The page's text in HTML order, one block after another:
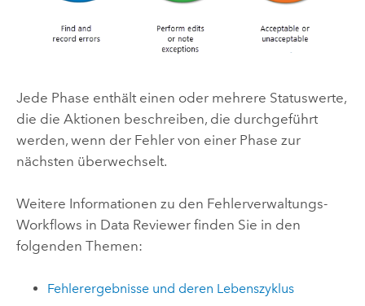
Jede Phase enthält einen oder mehrere Statuswerte,
die die Aktionen beschreiben, die durchgeführt
werden, wenn der Fehler von einer Phase zur
nächsten überwechselt.
Weitere Informationen zu den Fehlerverwaltungs-
Workflows in Data Reviewerfinden Sie in den
folgenden Themen:
Fehlerergebnisse und deren Lebenszyklus